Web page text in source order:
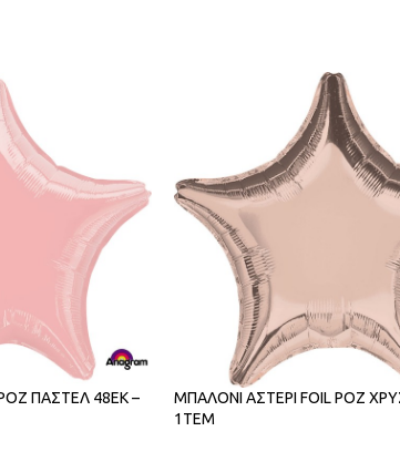
ΠΑΣΤΕΛ 48ΕΚ –
ΜΠΑΛΟΝΙ ΑΣΤΕΡΙ FOIL ΡΟΖ
1ΤΕΜ